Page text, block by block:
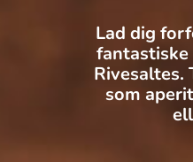
Lad dig
fantastiske
Rivesaltes.
som